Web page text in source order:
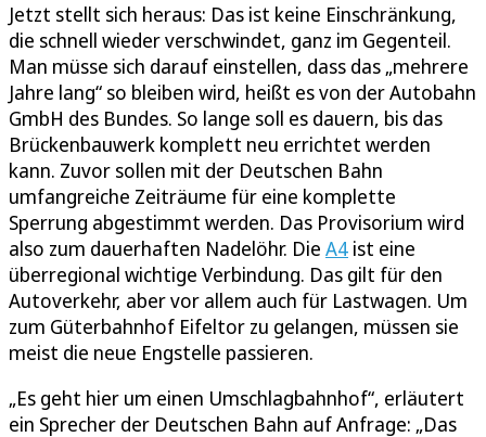
Jetzt stellt sich heraus: Das ist keine Einschränkung,
die schnell wieder verschwindet, ganz im Gegenteil.
Man müsse sich darauf einstellen, dass das „mehrere
Jahre lang“ so bleiben wird, heißt es von der Autobahn
GmbH des Bundes. So lange soll es dauern, bis das
Brückenbauwerk komplett neu errichtet werden
kann. Zuvor sollen mit der Deutschen Bahn
umfangreiche Zeiträume für eine komplette
Sperrung abgestimmt werden. Das Provisorium wird
also zum dauerhaften Nadelöhr. Die A4 ist eine
überregional wichtige Verbindung. Das gilt für den
Autoverkehr, aber vor allem auch für Lastwagen. Um
zum Güterbahnhof Eifeltor zu gelangen, müssen sie
meist die neue Engstelle passieren.
„Es geht hier um einen Umschlagbahnhof“, erläutert
ein Sprecher der Deutschen Bahn auf Anfrage: „Das